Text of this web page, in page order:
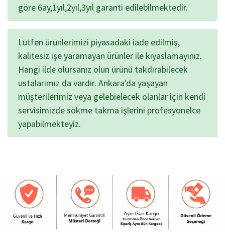
göre 6ay,1yıl,2yıl,3yıl garanti edilebilmektedir.
Lütfen ürünlerimizi piyasadaki iade edilmiş,
kalitesiz işe yaramayan ürünler ile kıyaslamayınız.
Hangi ilde olursanız olun ürünü takdırabilecek
ustalarımız da vardır. Ankara'da yaşayan
müşterilerimiz veya gelebielecek olanlar için kendi
servisimizde sökme takma işlerini profesyonelce
yapabilmekteyiz.